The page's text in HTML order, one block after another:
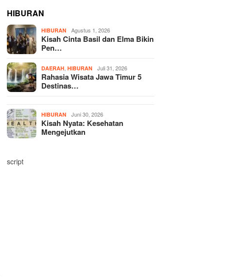
HIBURAN
HIBURAN Agustus 1, 2026
Kisah Cinta Basil dan Elma Bikin
Pen…
DAERAH ,HIBURAN Juli 31, 2026
Rahasia Wisata Jawa Timur 5
Destinas…
HIBURAN Juni 30, 2026
Kisah Nyata: Kesehatan
Mengejutkan
script